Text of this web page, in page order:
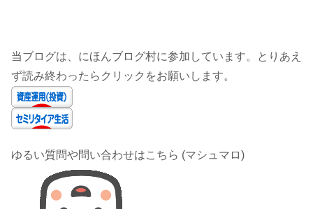
当ブログは、にほんブログ村に参加しています。とりあえ
ず読み終わったらクリックをお願いします。
ゆるい質問や問い合わせはこちら (マシュマロ)